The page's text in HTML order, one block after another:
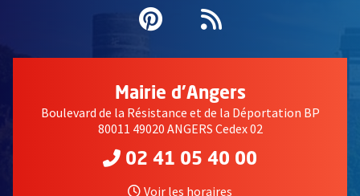
Pinterest
, Ouvre une
Flux RSS
Mairie d'Angers
Boulevard de la Résistance et de la Déportation BP
80011 49020 ANGERS Cedex 02
02 41 05 40 00
Voir les horaires